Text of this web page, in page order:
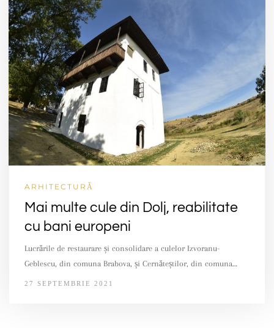
ARHITECTURĂ
Mai multe cule din Dolj, reabilitate
cu bani europeni
Lucrările de restaurare și consolidare a culelor Izvoranu-
Geblescu, din comuna Brabova, și Cernăteștilor, din comuna…
27 SEPTEMBRIE 2021